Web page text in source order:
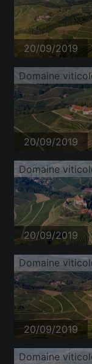
20/09/2019
20/09/2019
20/09/2019
20/09/2019